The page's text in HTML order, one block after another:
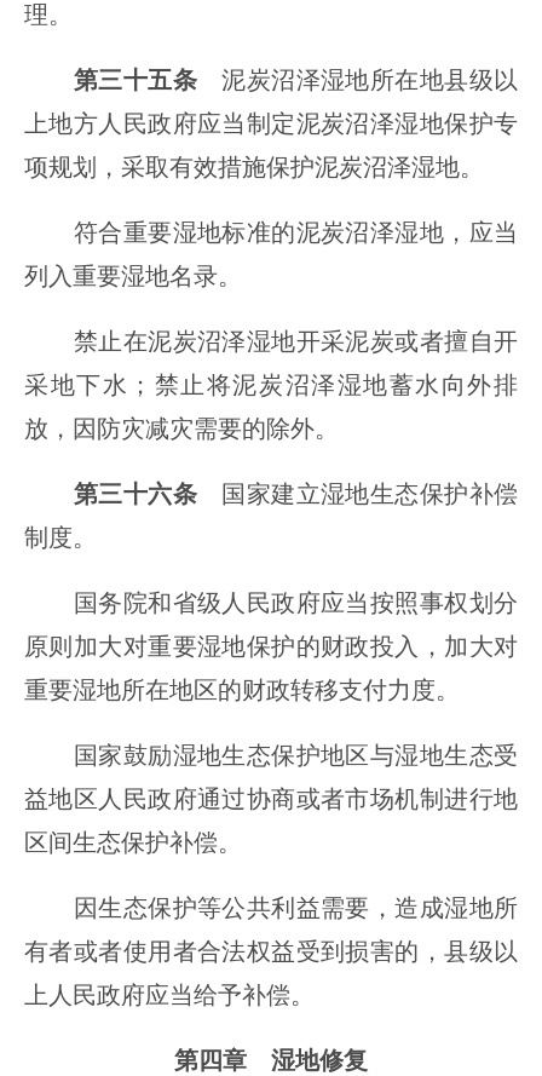
理。
第三十五条泥炭沼泽湿地所在地县级以
上地方人民政府应当制定泥炭沼泽湿地保护专
项规划，采取有效措施保护泥炭沼泽湿地。
符合重要湿地标准的泥炭沼泽湿地，应当
列入重要湿地名录。
禁止在泥炭沼泽湿地开采泥炭或者擅自开
采地下水；禁止将泥炭沼泽湿地蓄水向外排
放，因防灾减灾需要的除外。
第三十六条国家建立湿地生态保护补偿
制度。
国务院和省级人民政府应当按照事权划分
原则加大对重要湿地保护的财政投入，加大对
重要湿地所在地区的财政转移支付力度。
国家鼓励湿地生态保护地区与湿地生态受
益地区人民政府通过协商或者市场机制进行地
区间生态保护补偿。
因生态保护等公共利益需要，造成湿地所
有者或者使用者合法权益受到损害的，县级以
上人民政府应当给予补偿。
第四章 湿地修复